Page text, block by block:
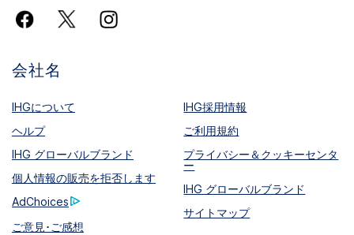
会社名
IHGについて
IHG採用情報
ヘルプ
ご利用規約
IHG グローバルブランド
プライバシー＆クッキーセンタ
ー
個人情報の販売を拒否します
IHG グローバルブランド
AdChoices
サイトマップ
ご意見･ご感想